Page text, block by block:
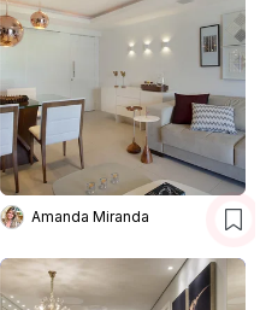
Amanda Miranda